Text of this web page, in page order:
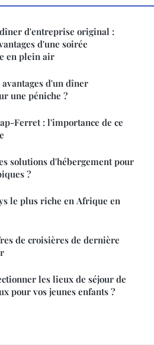
d'entreprise original :
d'une soirée
en plein air
d'un dîner
une péniche ?
Ferret : l'importance de ce
solutions d'hébergement pour
?
le plus riche en Afrique en
de croisières de dernière
les lieux de séjour de
pour vos jeunes enfants ?